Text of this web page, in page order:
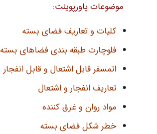
موضوعات پاورپوینت:
کلیات و تعاریف فضای بسته
فلوچارت طبقه بندی فضاهای بسته
اتمسفر قابل اشتعال و قابل انفجار
تعاریف انفجار و اشتعال
مواد روان و غرق کننده
خطر شکل فضای بسته